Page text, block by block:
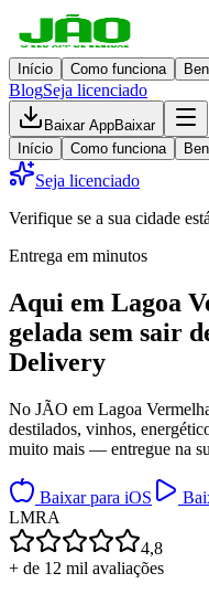
Início Como funciona
BlogSeja licenciado
Baixar AppBaixar
Início
Como funciona
Seja licenciado
Verifique se a sua cidade
Entrega em minutos
Aqui em Lagoa
gelada sem sair
Delivery
No JÃO em Lagoa
destilados, vinhos,
muito mais — entregue na
Baixar para iOS
LMRA
4,8
+ de 12 mil avaliações